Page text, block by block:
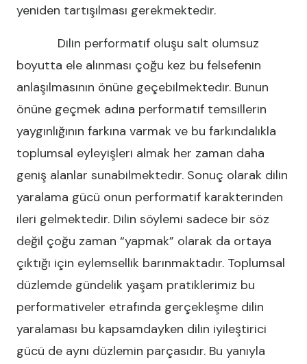
yeniden tartışılması gerekmektedir.
Dilin performatif oluşu salt olumsuz
boyutta ele alınması çoğu kez bu felsefenin
anlaşılmasının önüne geçebilmektedir. Bunun
önüne geçmek adına performatif temsillerin
yaygınlığının farkına varmak ve bu farkındalıkla
toplumsal eyleyişleri almak her zaman daha
geniş alanlar sunabilmektedir. Sonuç olarak dilin
yaralama gücü onun performatif karakterinden
ileri gelmektedir. Dilin söylemi sadece bir söz
değil çoğu zaman “yapmak” olarak da ortaya
çıktığı için eylemsellik barınmaktadır. Toplumsal
düzlemde gündelik yaşam pratiklerimiz bu
performativeler etrafında gerçekleşme dilin
yaralaması bu kapsamdayken dilin iyileştirici
gücü de aynı düzlemin parçasıdır. Bu yanıyla